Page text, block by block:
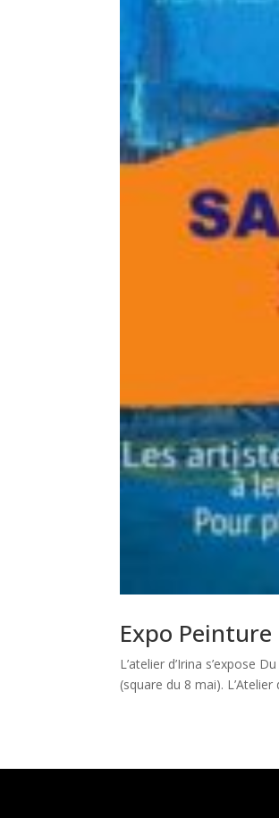
Expo Peinture
L’atelier d’Irina s’expose
(square du 8 mai).